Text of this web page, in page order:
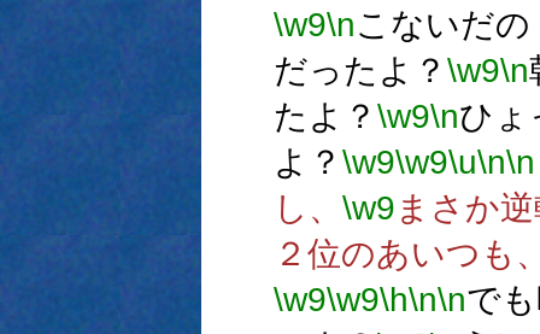
\w9\nこないだ
だったよ？ \w9\n
たよ？ \w9\nひょ
よ？ \w9\w9\u\n\n
し、 \w9まさか
２位のあいつも
\w9\w9\h\n\nで